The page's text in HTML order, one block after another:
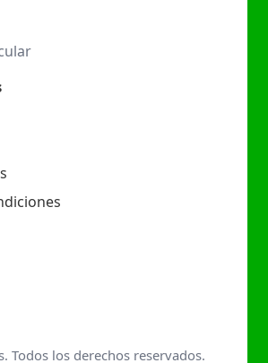
Todos los derechos reservados.